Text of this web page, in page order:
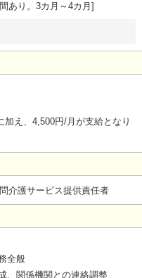
あり。3カ月～4カ月
え、4,500円/月が支給となり
介護サービス提供責任者
全般
、関係機関との連絡調整